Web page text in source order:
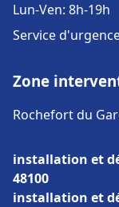
Lun-Ven: 8h-19h
Service
Zone
Rochefort du
installation et
48100
installation et